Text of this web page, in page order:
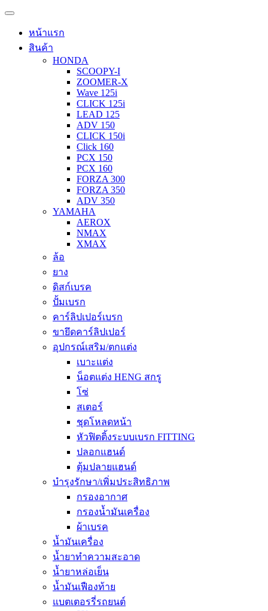
หน้าแรก
สินค้า
HONDA
SCOOPY-I
ZOOMER-X
Wave 125i
CLICK 125i
LEAD 125
ADV 150
CLICK 150i
Click 160
PCX 150
PCX 160
FORZA 300
FORZA 350
ADV 350
YAMAHA
AEROX
NMAX
XMAX
ล้อ
ยาง
ดิสก์เบรค
ปั้มเบรก
คาร์ลิปเปอร์เบรก
ขายึดคาร์ลิปเปอร์
อุปกรณ์เสริม/ตกแต่ง
เบาะแต่ง
น็อตแต่ง HENG สกรู
โซ่
สเตอร์
ชุดโหลดหน้า
หัวฟิตติ้งระบบเบรก FITTING
ปลอกแฮนด์
ตุ้มปลายแฮนด์
บำรุงรักษา/เพิ่มประสิทธิภาพ
กรองอากาศ
กรองน้ำมันเครื่อง
ผ้าเบรค
น้ำมันเครื่อง
น้ำยาทำความสะอาด
น้ำยาหล่อเย็น
น้ำมันเฟืองท้าย
แบตเตอรรี่รถยนต์